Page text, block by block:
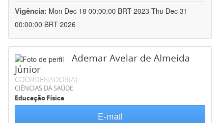
Vigência: Mon Dec 18 00:00:00 BRT 2023-Thu Dec 31
00:00:00 BRT 2026
Ademar Avelar de Almeida
Júnior
COORDENADOR(A)
CIÊNCIAS DA SAÚDE
Educação Física
E-mail